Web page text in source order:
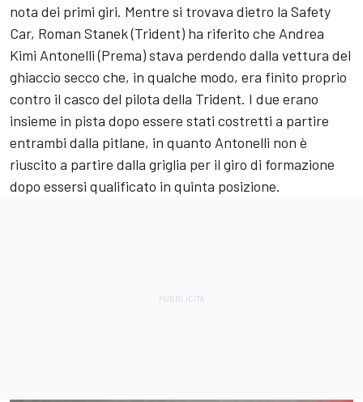
nota dei primi giri. Mentre si trovava dietro la Safety
Car, Roman Stanek (Trident) ha riferito che Andrea
Kimi Antonelli (Prema) stava perdendo dalla vettura del
ghiaccio secco che, in qualche modo, era finito proprio
contro il casco del pilota della Trident. I due erano
insieme in pista dopo essere stati costretti a partire
entrambi dalla pitlane, in quanto Antonelli non è
riuscito a partire dalla griglia per il giro di formazione
dopo essersi qualificato in quinta posizione.